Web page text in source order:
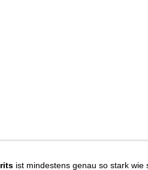
ist mindestens genau so stark wie